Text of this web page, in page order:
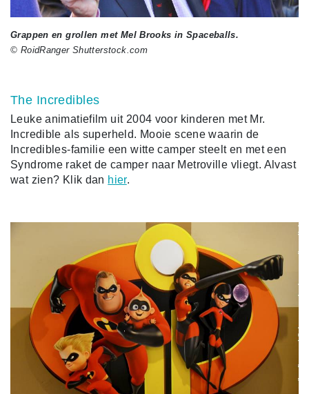
Grappen en grollen met Mel Brooks in Spaceballs.
© RoidRanger Shutterstock.com
The Incredibles
Leuke animatiefilm uit 2004 voor kinderen met Mr.
Incredible als superheld. Mooie scene waarin de
Incredibles-familie een witte camper steelt en met een
Syndrome raket de camper naar Metroville vliegt. Alvast
wat zien? Klik dan hier.